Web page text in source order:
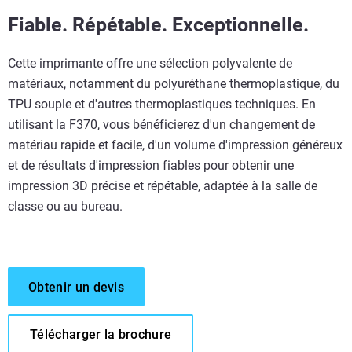
Fiable. Répétable. Exceptionnelle.
Cette imprimante offre une sélection polyvalente de
matériaux, notamment du polyuréthane thermoplastique, du
TPU souple et d'autres thermoplastiques techniques. En
utilisant la F370, vous bénéficierez d'un changement de
matériau rapide et facile, d'un volume d'impression généreux
et de résultats d'impression fiables pour obtenir une
impression 3D précise et répétable, adaptée à la salle de
classe ou au bureau.
Obtenir un devis
Télécharger la brochure